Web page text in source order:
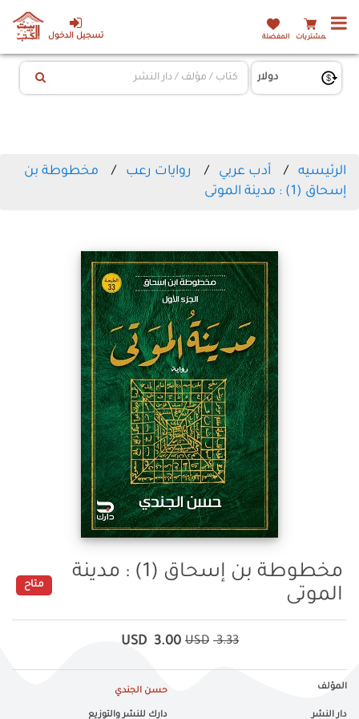
تسجيل الدخول المشتريات المفضلة
الرئيسيه أدب عربي روايات رعب
‏مخطوطة بن
إسحاق (1) : مدينة الموتى
‏مخطوطة بن إسحاق (1) : مدينة
الموتى
متاح
3.33
USD
3.00
USD
المؤلف حسن الجندي
دار النشر دارك للنشر والتوزيع